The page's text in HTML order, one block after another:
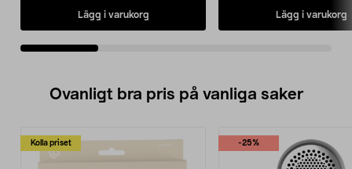
Lägg i varukorg Lägg i varukorg
Ovanligt bra pris på vanliga saker
Kolla priset -25%